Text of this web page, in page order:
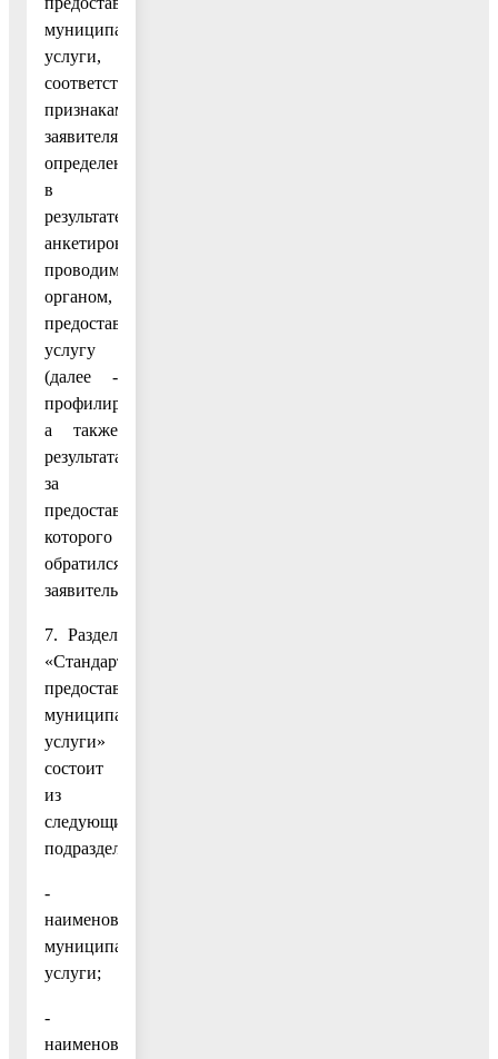
муниципальной
услуги,
соответствующим
признакам
заявителя,
определенным
в
результате
анкетирования,
проводимого
органом,
предоставляющим
услугу
(далее -
профилирование),
а также
результата,
за
предоставлением
которого
обратился
заявитель.
7. Раздел
«Стандарт
предоставления
муниципальной
услуги»
состоит
из
следующих
подразделов:
-
наименование
муниципальной
услуги;
-
наименование